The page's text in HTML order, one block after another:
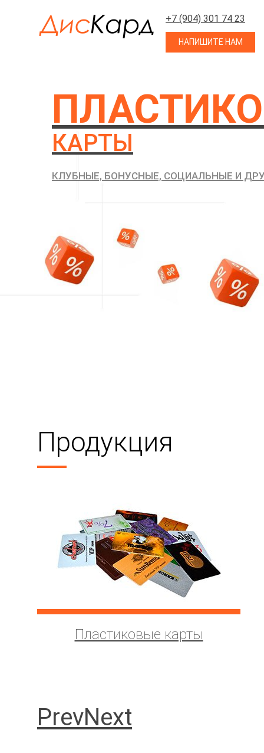
+7 (904) 301 74 23
НАПИШИТЕ НАМ
КАРТЫ
КЛУБНЫЕ, БОНУСНЫЕ, СОЦИАЛЬНЫЕ И
Продукция
Пластиковые карты
PrevNext